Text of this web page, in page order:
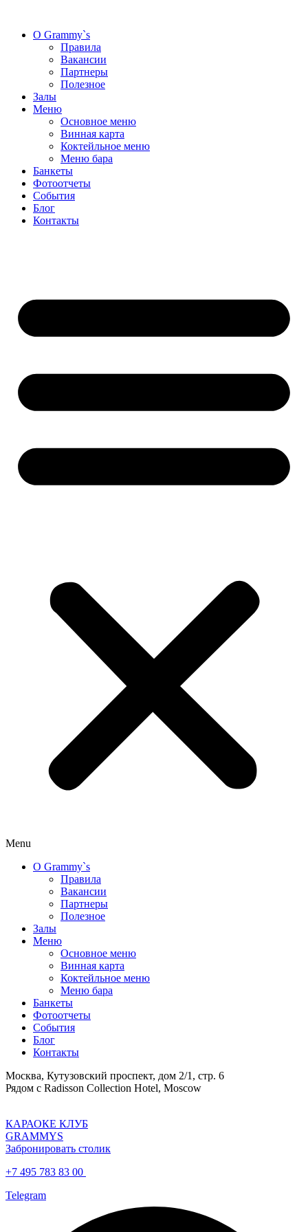
содержимому
О Grammy`s
Правила
Вакансии
Партнеры
Полезное
Залы
Меню
Основное меню
Винная карта
Коктейльное меню
Меню бара
Банкеты
Фотоотчеты
События
Блог
Контакты
Menu
О Grammy`s
Правила
Вакансии
Партнеры
Полезное
Залы
Меню
Основное меню
Винная карта
Коктейльное меню
Меню бара
Банкеты
Фотоотчеты
События
Блог
Контакты
Москва, Кутузовский проспект, дом 2/1, стр. 6
Рядом с Radisson Collection Hotel, Moscow
КАРАОКЕ КЛУБ
GRAMMYS
Забронировать столик
+7 495 783 83 00
Telegram